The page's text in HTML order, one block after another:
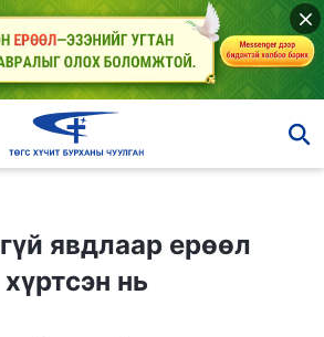
хүртсэн нь
явдлаар ерөөл
хүртсэн нь